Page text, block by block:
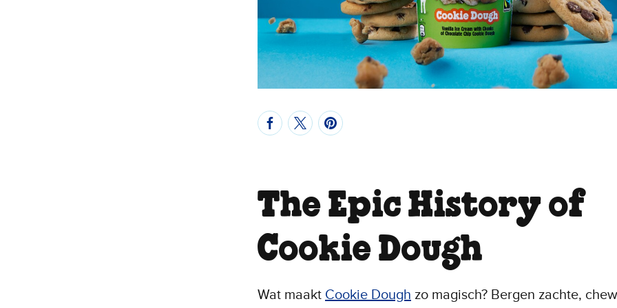
The Epic History of
Cookie Dough
Wat maakt Cookie Dough zo magisch? Bergen zachte,